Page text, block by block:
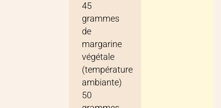
45
grammes
de
margarine
végétale
(température
ambiante)
50